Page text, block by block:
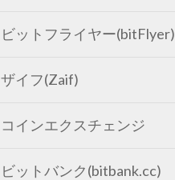
ビットフライヤー(bitFlyer)
ザイフ(Zaif)
コインエクスチェンジ
ビットバンク(bitbank.cc)